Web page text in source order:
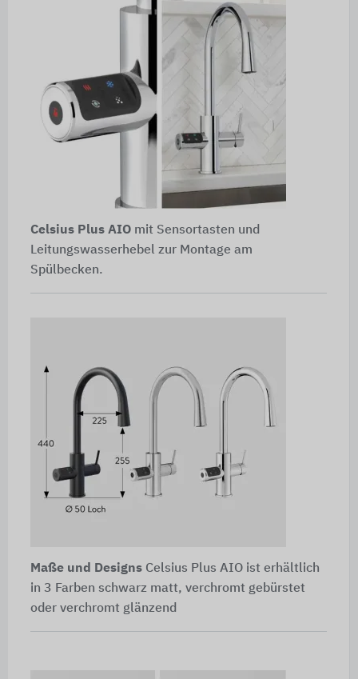
Celsius Plus AIO mit Sensortasten und
Leitungswasserhebel zur Montage am
Spülbecken.
Maße und DesignsCelsius Plus AIO ist erhältlich
in 3 Farben schwarz matt, verchromt gebürstet
oder verchromt glänzend